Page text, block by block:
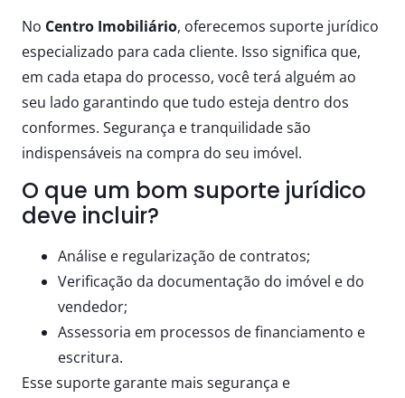
No Centro Imobiliário, oferecemos suporte jurídico
especializado para cada cliente. Isso significa que,
em cada etapa do processo, você terá alguém ao
seu lado garantindo que tudo esteja dentro dos
conformes. Segurança e tranquilidade são
indispensáveis na compra do seu imóvel.
O que um bom suporte jurídico
deve incluir?
Análise e regularização de contratos;
Verificação da documentação do imóvel e do
vendedor;
Assessoria em processos de financiamento e
escritura.
Esse suporte garante mais segurança e